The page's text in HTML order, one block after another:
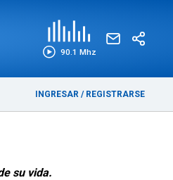
90.1 Mhz
INGRESAR / REGISTRARSE
su vida.